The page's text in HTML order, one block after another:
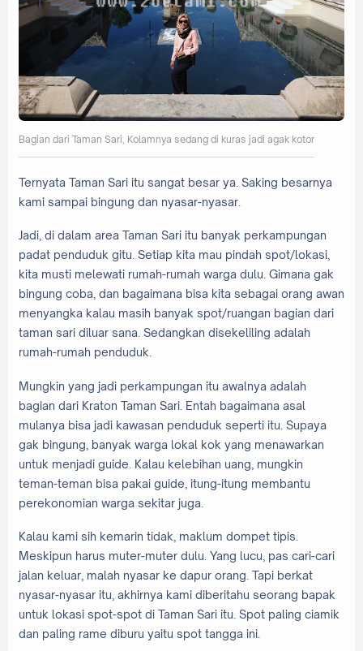
Bagian dari Taman Sari, Kolamnya sedang di kuras jadi agak kotor
Ternyata Taman Sari itu sangat besar ya. Saking besarnya
kami sampai bingung dan nyasar-nyasar.
Jadi, di dalam area Taman Sari itu banyak perkampungan
padat penduduk gitu. Setiap kita mau pindah spot/lokasi,
kita musti melewati rumah-rumah warga dulu. Gimana gak
bingung coba, dan bagaimana bisa kita sebagai orang awan
menyangka kalau masih banyak spot/ruangan bagian dari
taman sari diluar sana. Sedangkan disekeliling adalah
rumah-rumah penduduk.
Mungkin yang jadi perkampungan itu awalnya adalah
bagian dari Kraton Taman Sari. Entah bagaimana asal
mulanya bisa jadi kawasan penduduk seperti itu. Supaya
gak bingung, banyak warga lokal kok yang menawarkan
untuk menjadi guide. Kalau kelebihan uang, mungkin
teman-teman bisa pakai guide, itung-itung membantu
perekonomian warga sekitar juga.
Kalau kami sih kemarin tidak, maklum dompet tipis.
Meskipun harus muter-muter dulu. Yang lucu, pas cari-cari
jalan keluar, malah nyasar ke dapur orang. Tapi berkat
nyasar-nyasar itu, akhirnya kami diberitahu seorang bapak
untuk lokasi spot-spot di Taman Sari itu. Spot paling ciamik
dan paling rame diburu yaitu spot tangga ini.